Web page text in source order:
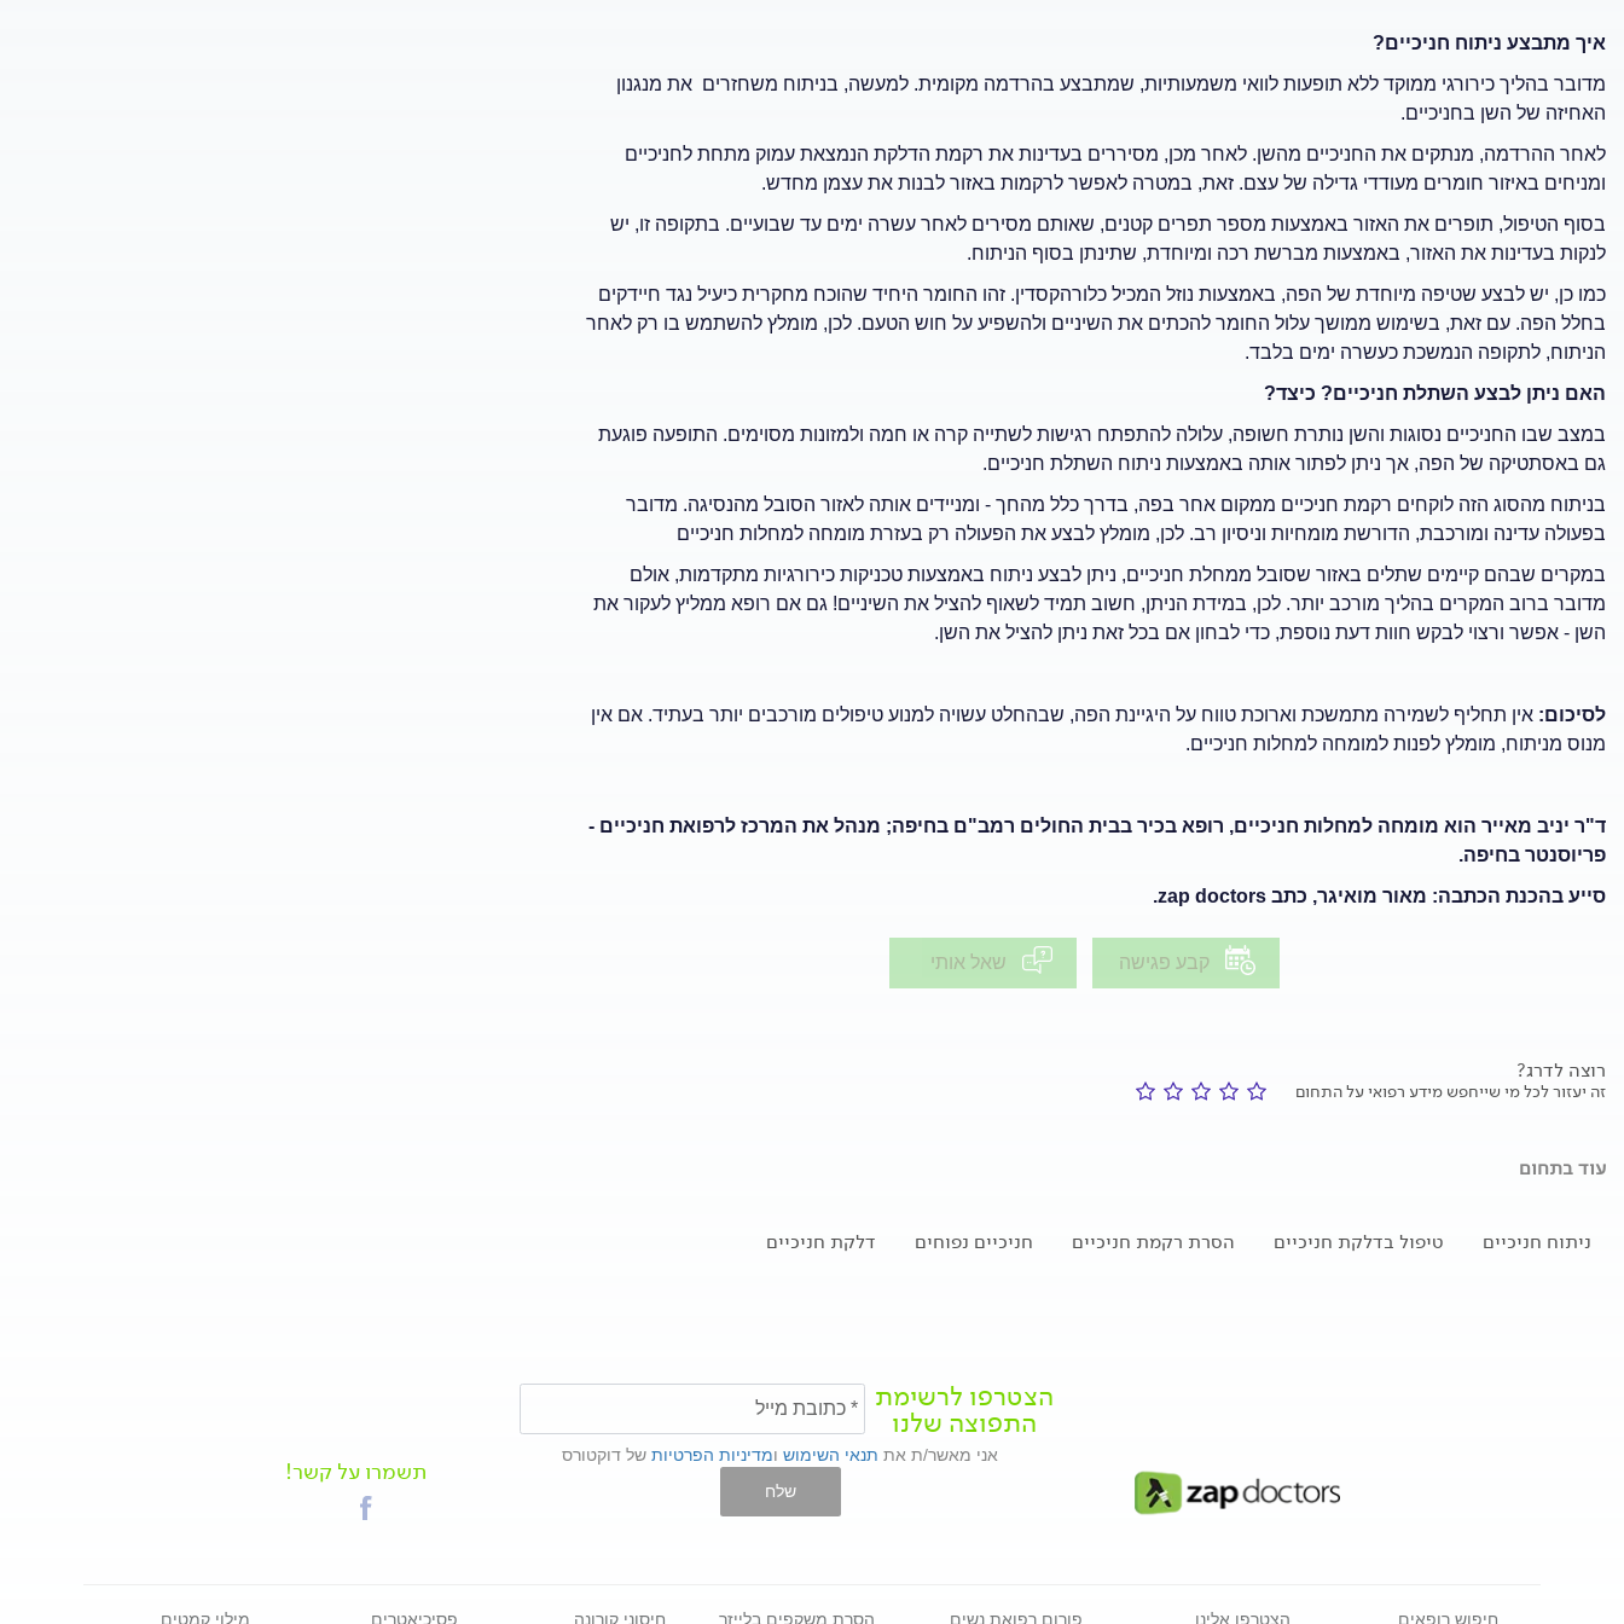
איך מתבצע ניתוח חניכיים?
מדובר בהליך כירורגי ממוקד ללא תופעות לוואי משמעותיות, שמתבצע בהרדמה מקומית. למעשה, בניתוח משחזרים את מנגנון
האחיזה של השן בחניכיים.
לאחר ההרדמה, מנתקים את החניכיים מהשן. לאחר מכן, מסיררים בעדינות את רקמת הדלקת הנמצאת עמוק מתחת לחניכיים
ומניחים באיזור חומרים מעודדי גדילה של עצם. זאת, במטרה לאפשר לרקמות באזור לבנות את עצמן מחדש.
בסוף הטיפול, תופרים את האזור באמצעות מספר תפרים קטנים, שאותם מסירים לאחר עשרה ימים עד שבועיים. בתקופה זו, יש
לנקות בעדינות את האזור, באמצעות מברשת רכה ומיוחדת, שתינתן בסוף הניתוח.
כמו כן, יש לבצע שטיפה מיוחדת של הפה, באמצעות נוזל המכיל כלורהקסדין. זהו החומר היחיד שהוכח מחקרית כיעיל נגד חיידקים
בחלל הפה. עם זאת, בשימוש ממושך עלול החומר להכתים את השיניים ולהשפיע על חוש הטעם. לכן, מומלץ להשתמש בו רק לאחר
הניתוח, לתקופה הנמשכת כעשרה ימים בלבד.
האם ניתן לבצע השתלת חניכיים? כיצד?
במצב שבו החניכיים נסוגות והשן נותרת חשופה, עלולה להתפתח רגישות לשתייה קרה או חמה ולמזונות מסוימים. התופעה פוגעת
גם באסתטיקה של הפה, אך ניתן לפתור אותה באמצעות ניתוח השתלת חניכיים.
בניתוח מהסוג הזה לוקחים רקמת חניכיים ממקום אחר בפה, בדרך כלל מהחך - ומניידים אותה לאזור הסובל מהנסיגה. מדובר
בפעולה עדינה ומורכבת, הדורשת מומחיות וניסיון רב. לכן, מומלץ לבצע את הפעולה רק בעזרת מומחה למחלות חניכיים
במקרים שבהם קיימים שתלים באזור שסובל ממחלת חניכיים, ניתן לבצע ניתוח באמצעות טכניקות כירורגיות מתקדמות, אולם
מדובר ברוב המקרים בהליך מורכב יותר. לכן, במידת הניתן, חשוב תמיד לשאוף להציל את השיניים! גם אם רופא ממליץ לעקור את
השן - אפשר ורצוי לבקש חוות דעת נוספת, כדי לבחון אם בכל זאת ניתן להציל את השן.
לסיכום: אין תחליף לשמירה מתמשכת וארוכת טווח על היגיינת הפה, שבהחלט עשויה למנוע טיפולים מורכבים יותר בעתיד. אם אין
מנוס מניתוח, מומלץ לפנות למומחה למחלות חניכיים.
ד"ר יניב מאייר הוא מומחה למחלות חניכיים, רופא בכיר בבית החולים רמב"ם בחיפה; מנהל את המרכז לרפואת חניכיים -
פריוסנטר בחיפה.
סייע בהכנת הכתבה: מאור מואיגר, כתב zap doctors
.
קבע פגישה שאל אותי
רוצה לדרג?
זה יעזור לכל מי שייחפש מידע רפואי על התחום
עוד בתחום
ניתוח חניכיים טיפול בדלקת חניכיים הסרת רקמת חניכיים חניכיים נפוחים דלקת חניכיים
הצטרפו לרשימת
התפוצה שלנו
אני מאשר/ת את תנאי השימוש ומדיניות הפרטיות של דוקטורס
שלח
תשמרו על קשר!
חיפוש רופאים הצטרפו אלינו פורום רפואת נשים הסרת משקפים בלייזר חיסוני קורונה פסיכיאטרים מילוי קמטים